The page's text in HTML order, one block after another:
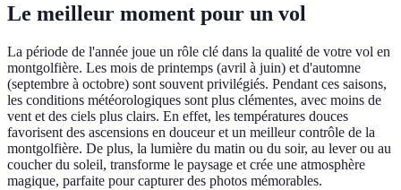
Le meilleur moment pour un vol
La période de l'année joue un rôle clé dans la qualité de votre vol en
montgolfière. Les mois de printemps (avril à juin) et d'automne
(septembre à octobre) sont souvent privilégiés. Pendant ces saisons,
les conditions météorologiques sont plus clémentes, avec moins de
vent et des ciels plus clairs. En effet, les températures douces
favorisent des ascensions en douceur et un meilleur contrôle de la
montgolfière. De plus, la lumière du matin ou du soir, au lever ou au
coucher du soleil, transforme le paysage et crée une atmosphère
magique, parfaite pour capturer des photos mémorables.